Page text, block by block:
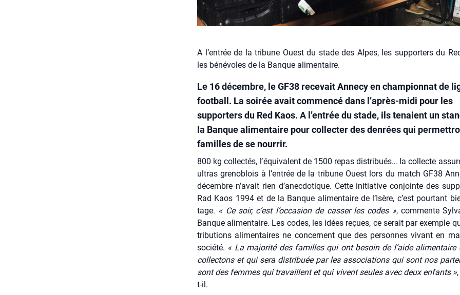
A l’entrée de la tribune Ouest du stade des Alpes, les supporters du
les bénévoles de la Banque alimentaire.
Le 16 décembre, le GF38 recevait Annecy en championnat de
football. La soirée avait commencé dans l’après-midi pour les
supporters du Red Kaos. A l’entrée du stade, ils tenaient un
la Banque alimentaire pour collecter des denrées qui
familles de se nourrir.
800 kg col­lec­tés, l’équivalent de 1500 repas dis­tri­bués… la col­lecte
ultras gre­no­blois à l’entrée de la tri­bune Ouest lors du match GF38
décembre n’avait rien d’anecdotique. Cette ini­tia­tive conjointe des
Rad Kaos 1994 et de la Banque ali­men­taire de l’Isère, c’est pour­tant
tage. « Ce soir, c’est l’occasion de cas­ser les codes », com­mente
Banque ali­men­taire. Les codes, les idées reçues, ce serait par exemple
tri­bu­tions ali­men­taires ne concernent que des per­sonnes vivant en
socié­té. « La majo­ri­té des familles qui ont besoin de l’aide ali­men­taire
col­lec­tons et qui sera dis­tri­buée par les asso­cia­tions qui sont nos
sont des femmes qui tra­vaillent et qui vivent seules avec deux enfants »
t-il.